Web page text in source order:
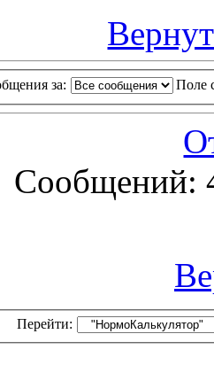
за: Поле
Сообщений:
Перейти: